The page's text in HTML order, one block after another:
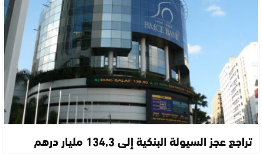
تراجع عجز السيولة البنكية إلى 134,3 مليار درهم